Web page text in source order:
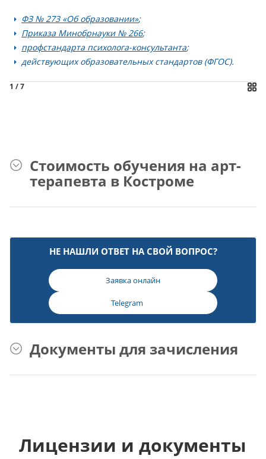
ФЗ № 273 «Об образовании»;
Приказа Минобрнауки № 266;
профстандарта психолога-консультанта;
действующих образовательных стандартов (ФГОС).
1 / 7
Стоимость обучения на арт-
терапевта в Костроме
НЕ НАШЛИ ОТВЕТ НА СВОЙ ВОПРОС?
Заявка онлайн
Telegram
Документы для зачисления
Лицензии и документы